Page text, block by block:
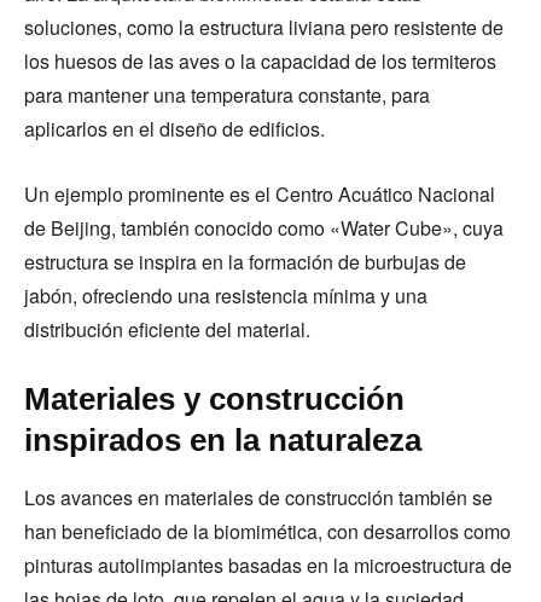
soluciones, como la estructura liviana pero resistente de
los huesos de las aves o la capacidad de los termiteros
para mantener una temperatura constante, para
aplicarlos en el diseño de edificios.
Un ejemplo prominente es el Centro Acuático Nacional
de Beijing, también conocido como «Water Cube», cuya
estructura se inspira en la formación de burbujas de
jabón, ofreciendo una resistencia mínima y una
distribución eficiente del material.
Materiales y construcción
inspirados en la naturaleza
Los avances en materiales de construcción también se
han beneficiado de la biomimética, con desarrollos como
pinturas autolimpiantes basadas en la microestructura de